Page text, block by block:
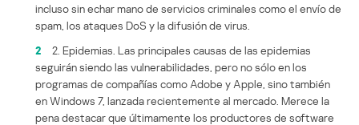
incluso sin echar mano de servicios criminales como el envío de
spam, los ataques DoS y la difusión de virus.
2
2. Epidemias. Las principales causas de las epidemias
seguirán siendo las vulnerabilidades, pero no sólo en los
programas de compañías como Adobe y Apple, sino también
en Windows 7, lanzada recientemente al mercado. Merece la
pena destacar que últimamente los productores de software